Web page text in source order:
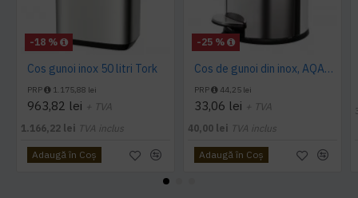
-18 %
Cos gunoi inox 50 litri Tork
PRP 1.175,88 lei
963,82 lei + TVA
1.166,22 lei TVA inclus
Adaugă în Coş
-25 %
Cos de gunoi din inox, AQAS 5L
PRP 44,25 lei
33,06 lei + TVA
40,00 lei TVA inclus
Adaugă în Coş